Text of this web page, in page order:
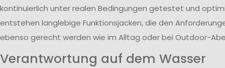
kontinuierlich unter realen Bedingungen getestet und
entstehen langlebige Funktionsjacken, die den
ebenso gerecht werden wie im Alltag oder bei Outdoor-
Verantwortung auf dem Wasser